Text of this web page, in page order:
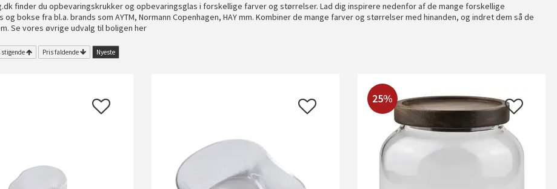
finder du opbevaringskrukker og opbevaringsglas i forskellige farver og størrelser. Lad dig inspirere nedenfor af de mange forskellige
og bokse fra bl.a. brands som AYTM, Normann Copenhagen, HAY mm. Kombiner de mange farver og størrelser med hinanden, og indret dem så de
Se vores øvrige udvalg til boligen her
stigende Pris faldende Nyeste
25%